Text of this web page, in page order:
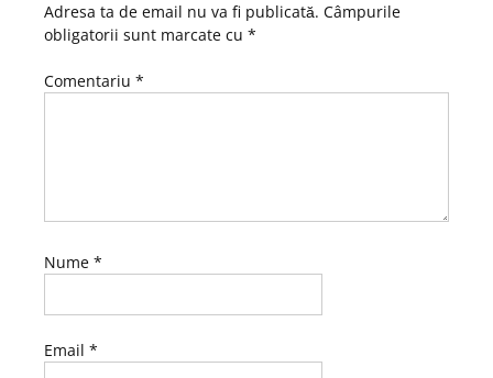
Adresa ta de email nu va fi publicată. Câmpurile
obligatorii sunt marcate cu *
Comentariu *
Nume *
Email *